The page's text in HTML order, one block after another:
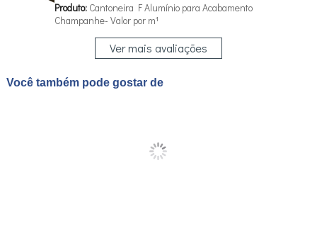
Produto:Cantoneira F Alumínio para Acabamento
Champanhe- Valor por m¹
Ver mais avaliações
Você também pode gostar de